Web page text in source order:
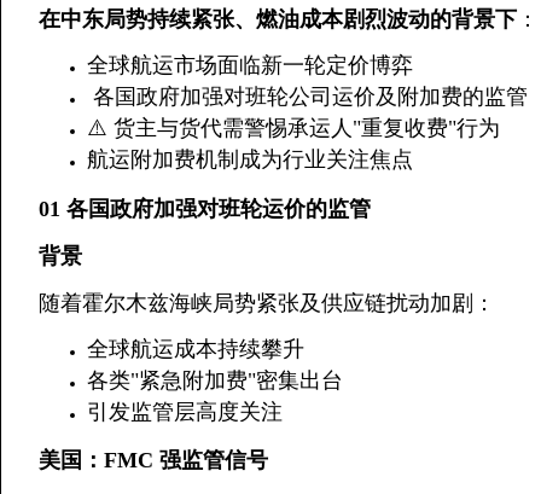
在中东局势持续紧张、燃油成本剧烈波动的背景下 ：
全球航运市场面临新一轮定价博弈
️ 各国政府加强对班轮公司运价及附加费的监管
⚠️ 货主与货代需警惕承运人"重复收费"行为
航运附加费机制成为行业关注焦点
01 各国政府加强对班轮运价的监管
背景
随着霍尔木兹海峡局势紧张及供应链扰动加剧：
全球航运成本持续攀升
各类"紧急附加费"密集出台
引发监管层高度关注
美国：FMC 强监管信号